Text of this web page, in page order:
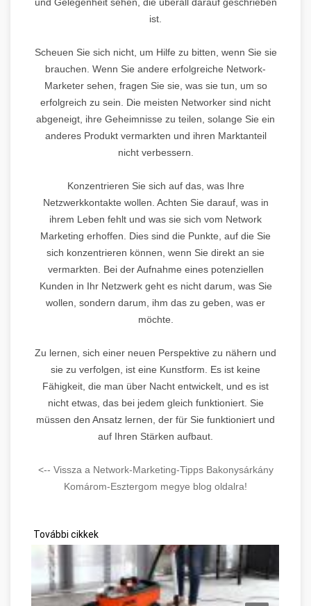
ist.
Scheuen Sie sich nicht, um Hilfe zu bitten, wenn Sie sie
brauchen. Wenn Sie andere erfolgreiche Network-
Marketer sehen, fragen Sie sie, was sie tun, um so
erfolgreich zu sein. Die meisten Networker sind nicht
abgeneigt, ihre Geheimnisse zu teilen, solange Sie ein
anderes Produkt vermarkten und ihren Marktanteil
nicht verbessern.
Konzentrieren Sie sich auf das, was Ihre
Netzwerkkontakte wollen. Achten Sie darauf, was in
ihrem Leben fehlt und was sie sich vom Network
Marketing erhoffen. Dies sind die Punkte, auf die Sie
sich konzentrieren können, wenn Sie direkt an sie
vermarkten. Bei der Aufnahme eines potenziellen
Kunden in Ihr Netzwerk geht es nicht darum, was Sie
wollen, sondern darum, ihm das zu geben, was er
möchte.
Zu lernen, sich einer neuen Perspektive zu nähern und
sie zu verfolgen, ist eine Kunstform. Es ist keine
Fähigkeit, die man über Nacht entwickelt, und es ist
nicht etwas, das bei jedem gleich funktioniert. Sie
müssen den Ansatz lernen, der für Sie funktioniert und
auf Ihren Stärken aufbaut.
<-- Vissza a Network-Marketing-Tipps Bakonysárkány
Komárom-Esztergom megye blog oldalra!
További cikkek